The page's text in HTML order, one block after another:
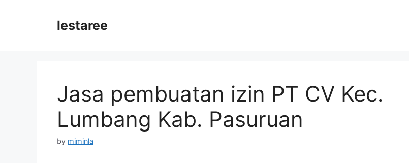
lestaree
Jasa pembuatan izin PT CV Kec.
Lumbang Kab. Pasuruan
by miminla